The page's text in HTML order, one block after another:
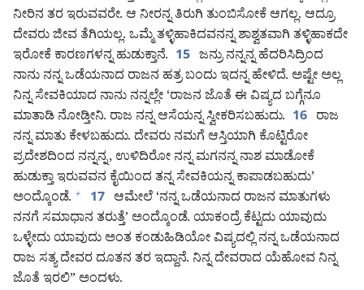
ನೀರಿನ ತರ ಇರುವವರೇ. ಆ ನೀರನ್ನ ತಿರುಗಿ ತುಂಬಿಸೋಕೆ ಆಗಲ್ಲ. ಆದ್ರೂ
ದೇವರು ಜೀವ ತೆಗಿಯಲ್ಲ. ಒಮ್ಮೆ ತಳ್ಳಿಹಾಕಿದವನನ್ನ ಶಾಶ್ವತವಾಗಿ ತಳ್ಳಿಹಾಕದೇ
ಇರೋಕೆ ಕಾರಣಗಳನ್ನ ಹುಡುಕ್ತಾನೆ. 15 ಜನ್ರು ನನ್ನನ್ನ ಹೆದರಿಸಿದ್ರಿಂದ
ನಾನು ನನ್ನ ಒಡೆಯನಾದ ರಾಜನ ಹತ್ರ ಬಂದು ಇದನ್ನ ಹೇಳಿದೆ. ಅಷ್ಟೇ ಅಲ್ಲ
ನಿನ್ನ ಸೇವಕಿಯಾದ ನಾನು ನನ್ನಲ್ಲೇ ‘ರಾಜನ ಜೊತೆ ಈ ವಿಷ್ಯದ ಬಗ್ಗೆನೂ
ಮಾತಾಡಿ ನೋಡ್ತೀನಿ. ರಾಜ ನನ್ನ ಆಸೆಯನ್ನ ಸ್ವೀಕರಿಸಬಹುದು. 16 ರಾಜ
ನನ್ನ ಮಾತು ಕೇಳಬಹುದು. ದೇವರು ನಮಗೆ ಆಸ್ತಿಯಾಗಿ ಕೊಟ್ಟಿರೋ
ಪ್ರದೇಶದಿಂದ ನನ್ನನ್ನ, ಉಳಿದಿರೋ ನನ್ನ ಮಗನನ್ನ ನಾಶ ಮಾಡೋಕೆ
ಹುಡುಕ್ತಾ ಇರುವವನ ಕೈಯಿಂದ ತನ್ನ ಸೇವಕಿಯನ್ನ ಕಾಪಾಡಬಹುದು’
ಅಂದ್ಕೊಂಡೆ. + 17 ಆಮೇಲೆ ‘ನನ್ನ ಒಡೆಯನಾದ ರಾಜನ ಮಾತುಗಳು
ನನಗೆ ಸಮಾಧಾನ ತರುತ್ತೆ’ ಅಂದ್ಕೊಂಡೆ. ಯಾಕಂದ್ರೆ ಕೆಟ್ಟದು ಯಾವುದು
ಒಳ್ಳೇದು ಯಾವುದು ಅಂತ ಕಂಡುಹಿಡಿಯೋ ವಿಷ್ಯದಲ್ಲಿ ನನ್ನ ಒಡೆಯನಾದ
ರಾಜ ಸತ್ಯ ದೇವರ ದೂತನ ತರ ಇದ್ದಾನೆ. ನಿನ್ನ ದೇವರಾದ ಯೆಹೋವ ನಿನ್ನ
ಜೊತೆ ಇರಲಿ” ಅಂದಳು.